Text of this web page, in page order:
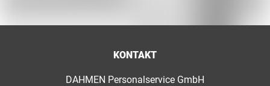
KONTAKT
DAHMEN Personalservice GmbH